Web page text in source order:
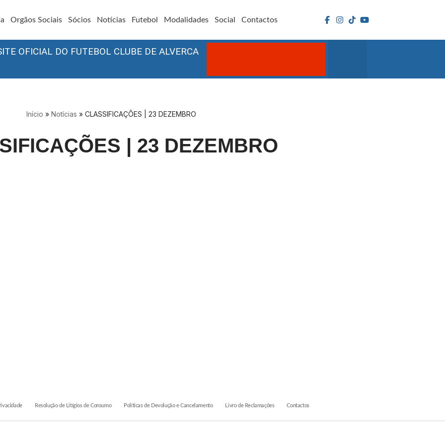
Orgãos Sociais Sócios Notícias Futebol Modalidades Social Contactos
OFICIAL DO FUTEBOL CLUBE DE ALVERCA
Início » Notícias » CLASSIFICAÇÕES | 23 DEZEMBRO
| 23 DEZEMBRO
Resolução de Litígios de Consumo Políticas de Devolução e Cancelamento Livro de Reclamações Contactos